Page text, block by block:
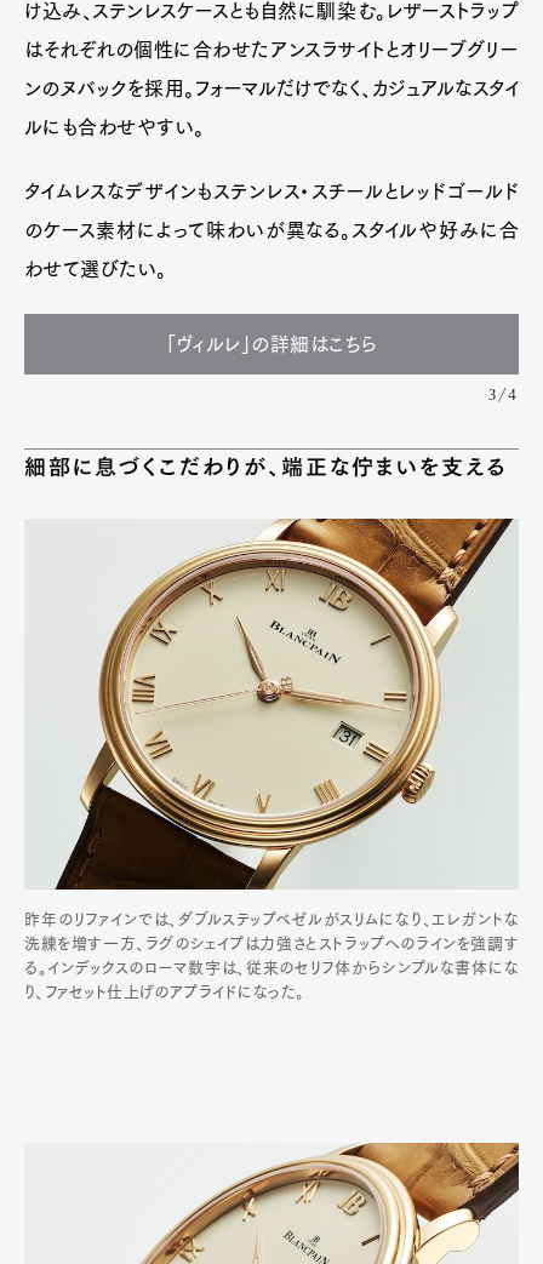
け込み、ステンレスケースとも自然に馴染む。レザーストラップ
はそれぞれの個性に合わせたアンスラサイトとオリーブグリー
ンのヌバックを採用。フォーマルだけでなく、カジュアルなスタイ
ルにも合わせやすい。
タイムレスなデザインもステンレス・スチールとレッドゴールド
のケース素材によって味わいが異なる。スタイルや好みに合
わせて選びたい。
「ヴィルレ」の詳細はこちら
3/4
細部に息づくこだわりが、端正な佇まいを支える
昨年のリファインでは、ダブルステップベゼルがスリムになり、エレガントな
洗練を増す一方、ラグのシェイプは力強さとストラップへのラインを強調す
る。インデックスのローマ数字は、従来のセリフ体からシンプルな書体にな
り、ファセット仕上げのアプライドになった。